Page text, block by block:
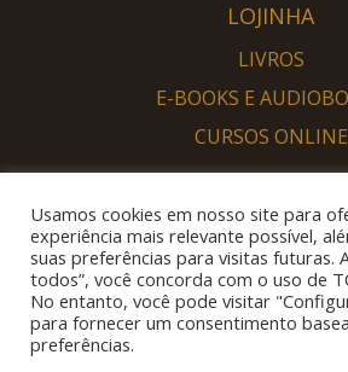
LOJINHA
LIVROS
E-BOOKS E
CURSOS ONLINE
SOU DESPERTO
QUERO
Usamos cookies em nosso site para
experiência mais relevante possível,
suas preferências para visitas futuras.
todos”, você concorda com o uso de
No entanto, você pode visitar
para fornecer um consentimento
preferências.